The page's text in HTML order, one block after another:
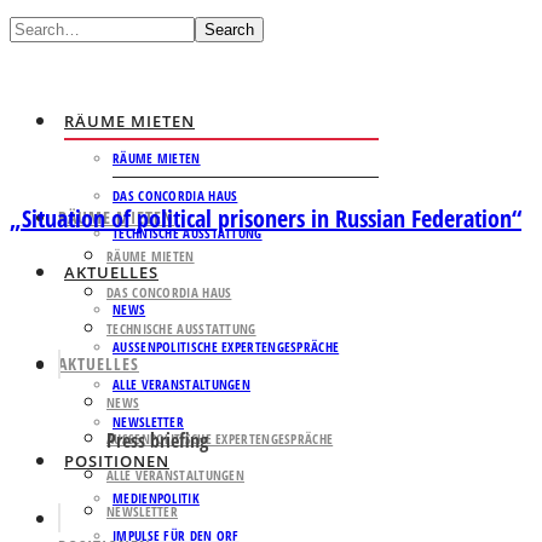
Search
RÄUME MIETEN
RÄUME MIETEN
DAS CONCORDIA HAUS
TECHNISCHE AUSSTATTUNG
AKTUELLES
NEWS
AUSSENPOLITISCHE EXPERTENGESPRÄCHE
ALLE VERANSTALTUNGEN
NEWSLETTER
POSITIONEN
MEDIENPOLITIK
IMPULSE FÜR DEN ORF
RÄUME MIETEN
RÄUME MIETEN
DAS CONCORDIA HAUS
TECHNISCHE AUSSTATTUNG
AKTUELLES
NEWS
AUSSENPOLITISCHE EXPERTENGESPRÄCHE
ALLE VERANSTALTUNGEN
NEWSLETTER
„Situation of political prisoners in Russian Federation“
Press briefing